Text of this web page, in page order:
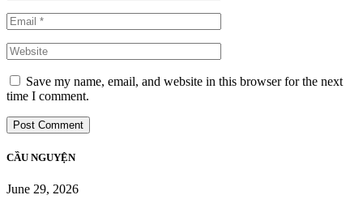
Save my name, email, and website in this browser for the next
time I comment.
CẦU NGUYỆN
June 29, 2026